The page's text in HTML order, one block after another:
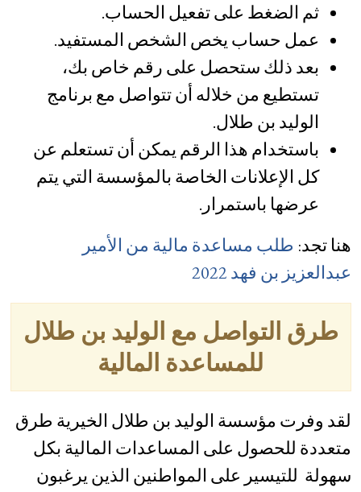
ثم الضغط على تفعيل الحساب.
عمل حساب يخص الشخص المستفيد.
بعد ذلك ستحصل على رقم خاص بك،
تستطيع من خلاله أن تتواصل مع برنامج
الوليد بن طلال.
باستخدام هذا الرقم يمكن أن تستعلم عن
كل الإعلانات الخاصة بالمؤسسة التي يتم
عرضها باستمرار.
هنا تجد:طلب مساعدة مالية من الأمير
عبدالعزيز بن فهد 2022
طرق التواصل مع الوليد بن طلال
للمساعدة المالية
لقد وفرت مؤسسة الوليد بن طلال الخيرية طرق
متعددة للحصول على المساعدات المالية بكل
سهولة للتيسير على المواطنين الذين يرغبون